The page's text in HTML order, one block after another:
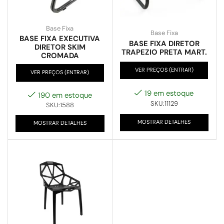
Base Fixa
BASE FIXA EXECUTIVA
DIRETOR SKIM
CROMADA
VER PREÇOS (ENTRAR)
190 em estoque
SKU:1588
MOSTRAR DETALHES
Base Fixa
BASE FIXA DIRETOR
TRAPEZIO PRETA MART.
VER PREÇOS (ENTRAR)
19 em estoque
SKU:11129
MOSTRAR DETALHES